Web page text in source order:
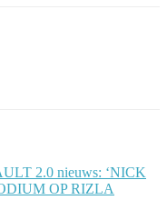
2.0 nieuws: ‘NICK
OP RIZLA